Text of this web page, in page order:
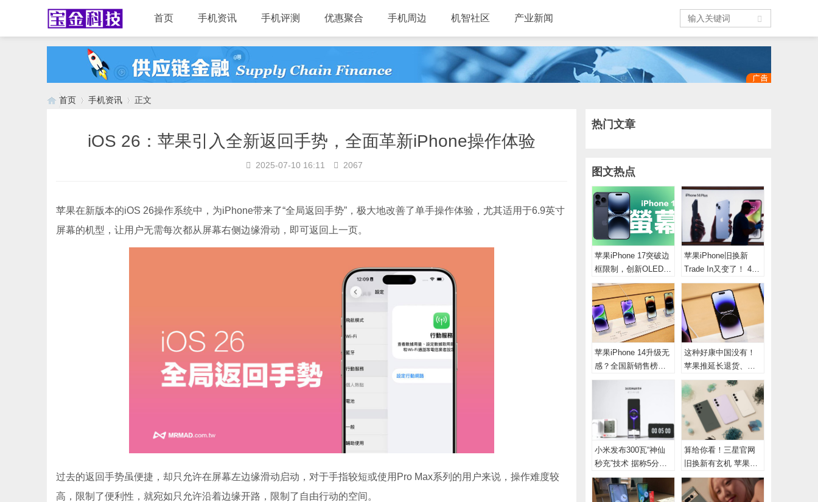
首页 手机资讯 手机评测 优惠聚合 手机周边 机智社区 产业新闻
首页 手机资讯 正文
iOS 26：苹果引入全新返回手势，全面革新iPhone操作体验
2025-07-10 16:11 2067
苹果在新版本的iOS 26操作系统中，为iPhone带来了“全局返回手势”，极大地改善了单手操作体验，尤其适用于6.9英寸
屏幕的机型，让用户无需每次都从屏幕右侧边缘滑动，即可返回上一页。
过去的返回手势虽便捷，却只允许在屏幕左边缘滑动启动，对于手指较短或使用Pro Max系列的用户来说，操作难度较
高，限制了便利性，就宛如只允许沿着边缘开路，限制了自由行动的空间。
热门文章
图文热点
苹果iPhone 17突破边
框限制，创新OLED显
示技术添新亮点
苹果iPhone旧换新
Trade In又变了！ 4
款“不降反升”、这款跳
水1300最惨
苹果iPhone 14升级无
感？全国新销售榜揭
晓 照样卖赢安卓
这种好康中国没有！
苹果推延长退货、
iPhone可买78天再退
小米发布300瓦“神仙
秒充”技术 据称5分钟
充满电
算给你看！三星官网
旧换新有玄机 苹果
iPhone可换购更多钱
买Galaxy S23